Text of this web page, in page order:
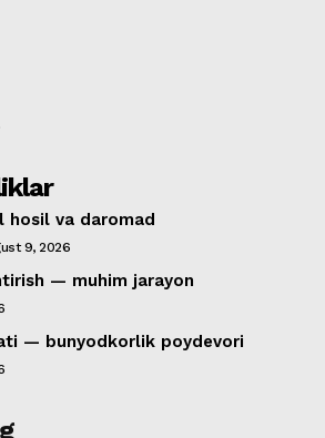
va daromad
9, 2026
— muhim jarayon
— bunyodkorlik poydevori